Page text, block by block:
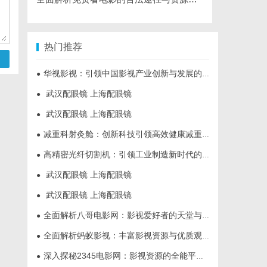
热门推荐
● 华视影视：引领中国影视产业创新与发展的标杆企业
● 武汉配眼镜 上海配眼镜
● 武汉配眼镜 上海配眼镜
● 减重科射灸舱：创新科技引领高效健康减重新时代
● 高精密光纤切割机：引领工业制造新时代的利器
● 武汉配眼镜 上海配眼镜
● 武汉配眼镜 上海配眼镜
● 全面解析八哥电影网：影视爱好者的天堂与资源宝库
● 全面解析蚂蚁影视：丰富影视资源与优质观影体验的新时代平台
● 深入探秘2345电影网：影视资源的全能平台解析